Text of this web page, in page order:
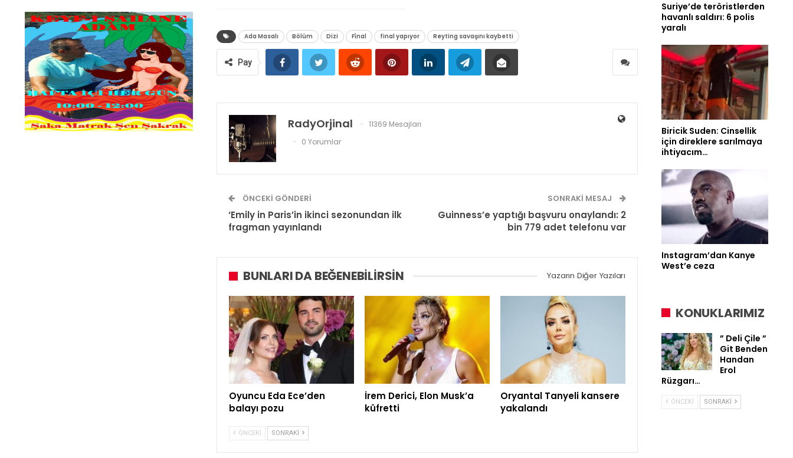
Ada Masalı Bölüm Dizi Fi̇nal final yapıyor Reyting savaşını kaybetti
Pay
RadyOrjinal
11369 Mesajları
0 Yorumlar
ÖNCEKI GÖNDERI
‘Emily in Paris’in ikinci sezonundan ilk
fragman yayınlandı
SONRAKI MESAJ
Guinness’e yaptığı başvuru onaylandı: 2
bin 779 adet telefonu var
BUNLARI DA BEĞENEBILIRSIN Yazarın Diğer Yazıları
Oyuncu Eda Ece’den
balayı pozu
İrem Derici, Elon Musk’a
küfretti
Oryantal Tanyeli kansere
yakalandı
ÖNCEKI SONRAKI
Suriye’de teröristlerden
havanlı saldırı: 6 polis
yaralı
Biricik Suden: Cinsellik
için direklere sarılmaya
ihtiyacım…
Instagram’dan Kanye
West’e ceza
KONUKLARIMIZ
” Deli Çile ”
Git Benden
Handan
Erol
Rüzgarı…
ÖNCEKI SONRAKI